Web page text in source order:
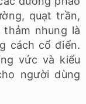
quạt trần,
nhung là
cách cổ điển.
vức và kiểu
người dùng